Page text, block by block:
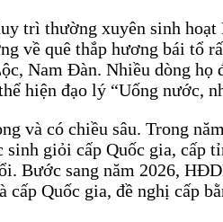
trì thường xuyên sinh
về quê thắp hương bái tổ
Nam Đàn. Nhiều dòng họ
hiện đạo lý “Uống nước,
và có chiều sâu. Trong
giỏi cấp Quốc gia, cấp
Bước sang năm 2026,
Quốc gia, đề nghị cấp